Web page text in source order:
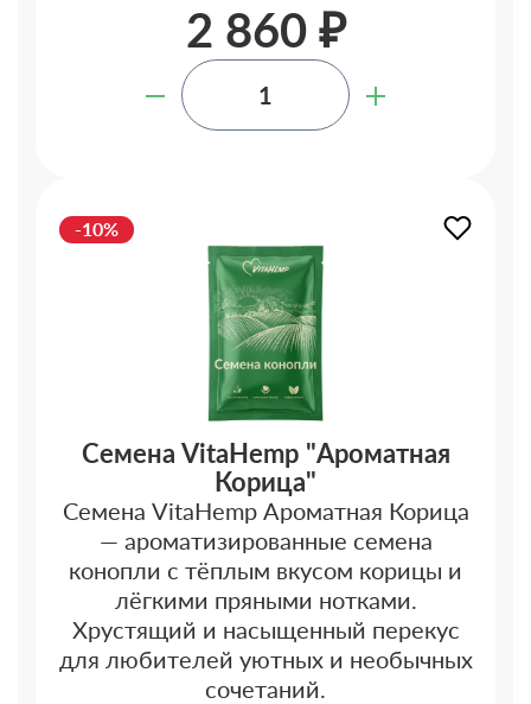
2 860 ₽
Семена VitaHemp "Ароматная
Корица"
Семена VitaHemp Ароматная Корица
— ароматизированные семена
конопли с тёплым вкусом корицы и
лёгкими пряными нотками.
Хрустящий и насыщенный перекус
для любителей уютных и необычных
сочетаний.
-10%